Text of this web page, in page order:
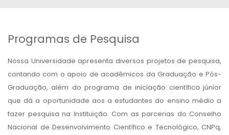
Programas de Pesquisa
Nossa Universidade apresenta diversos projetos de pesquisa,
contando com o apoio de acadêmicos da Graduação e Pós-
Graduação, além do programa de iniciação científica júnior
que dá a oportunidade aos a estudantes do ensino médio a
fazer pesquisa na Instituição. Com as parcerias do Conselho
Nacional de Desenvolvimento Científico e Tecnológico, CNPq,